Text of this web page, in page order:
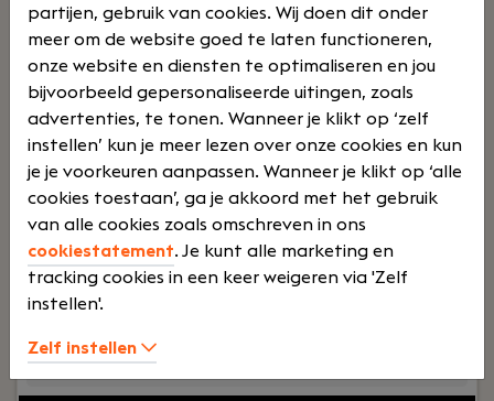
FiveX
Duivendrecht
Voltij
d
€
3250 -
€
partijen, gebruik van cookies. Wij doen dit onder
meer om de website goed te laten functioneren,
onze website en diensten te optimaliseren en jou
bijvoorbeeld gepersonaliseerde uitingen, zoals
advertenties, te tonen. Wanneer je klikt op ‘zelf
instellen’ kun je meer lezen over onze cookies en kun
je je voorkeuren aanpassen. Wanneer je klikt op ‘alle
cookies toestaan’, ga je akkoord met het gebruik
van alle cookies zoals omschreven in ons
cookiestatement. Je kunt alle marketing en
tracking cookies in een keer weigeren via 'Zelf
instellen'.
Zelf instellen